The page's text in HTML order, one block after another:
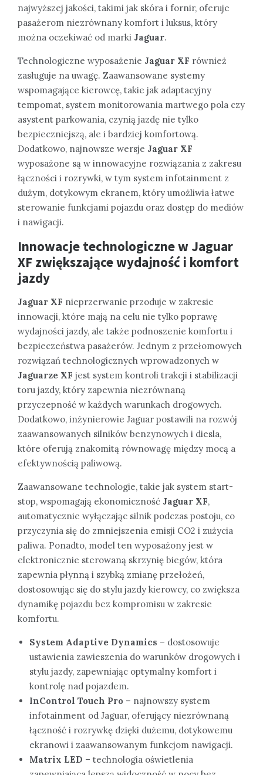
najwyższej jakości, takimi jak skóra i fornir, oferuje
pasażerom niezrównany komfort i luksus, który
można oczekiwać od marki Jaguar.
Technologiczne wyposażenie Jaguar XF również
zasługuje na uwagę. Zaawansowane systemy
wspomagające kierowcę, takie jak adaptacyjny
tempomat, system monitorowania martwego pola czy
asystent parkowania, czynią jazdę nie tylko
bezpieczniejszą, ale i bardziej komfortową.
Dodatkowo, najnowsze wersje Jaguar XF
wyposażone są w innowacyjne rozwiązania z zakresu
łączności i rozrywki, w tym system infotainment z
dużym, dotykowym ekranem, który umożliwia łatwe
sterowanie funkcjami pojazdu oraz dostęp do mediów
i nawigacji.
Innowacje technologiczne w Jaguar
XF zwiększające wydajność i komfort
jazdy
Jaguar XF nieprzerwanie przoduje w zakresie
innowacji, które mają na celu nie tylko poprawę
wydajności jazdy, ale także podnoszenie komfortu i
bezpieczeństwa pasażerów. Jednym z przełomowych
rozwiązań technologicznych wprowadzonych w
Jaguarze XF jest system kontroli trakcji i stabilizacji
toru jazdy, który zapewnia niezrównaną
przyczepność w każdych warunkach drogowych.
Dodatkowo, inżynierowie Jaguar postawili na rozwój
zaawansowanych silników benzynowych i diesla,
które oferują znakomitą równowagę między mocą a
efektywnością paliwową.
Zaawansowane technologie, takie jak system start-
stop, wspomagają ekonomiczność Jaguar XF,
automatycznie wyłączając silnik podczas postoju, co
przyczynia się do zmniejszenia emisji CO2 i zużycia
paliwa. Ponadto, model ten wyposażony jest w
elektronicznie sterowaną skrzynię biegów, która
zapewnia płynną i szybką zmianę przełożeń,
dostosowując się do stylu jazdy kierowcy, co zwiększa
dynamikę pojazdu bez kompromisu w zakresie
komfortu.
System Adaptive Dynamics – dostosowuje
ustawienia zawieszenia do warunków drogowych i
stylu jazdy, zapewniając optymalny komfort i
kontrolę nad pojazdem.
InControl Touch Pro – najnowszy system
infotainment od Jaguar, oferujący niezrównaną
łączność i rozrywkę dzięki dużemu, dotykowemu
ekranowi i zaawansowanym funkcjom nawigacji.
Matrix LED – technologia oświetlenia